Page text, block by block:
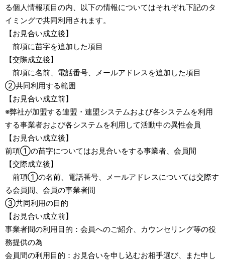
る個人情報項目の内、以下の情報についてはそれぞれ下記のタ
イミングで共同利用されます。
【お見合い成立後】
前項に苗字を追加した項目
【交際成立後】
前項に名前、電話番号、メールアドレスを追加した項目
②共同利用する範囲
【お見合い成立前】
※弊社が加盟する連盟・連盟システムおよび各システムを利用
する事業者および各システムを利用して活動中の異性会員
【お見合い成立後】
前項①の苗字についてはお見合いをする事業者、会員間
【交際成立後】
前項①の名前、電話番号、メールアドレスについては交際す
る会員間、会員の事業者間
③共同利用の目的
【お見合い成立前】
事業者間の利用目的：会員へのご紹介、カウンセリング等の役
務提供の為
会員間の利用目的：お見合いを申し込むお相手選び、また申し